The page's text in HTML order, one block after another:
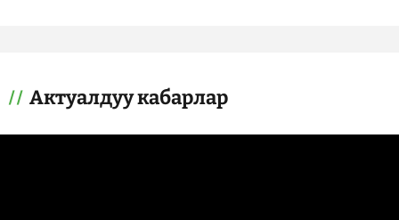
Актуалдуу кабарлар